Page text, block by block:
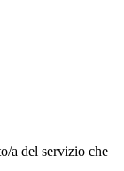
a del servizio che